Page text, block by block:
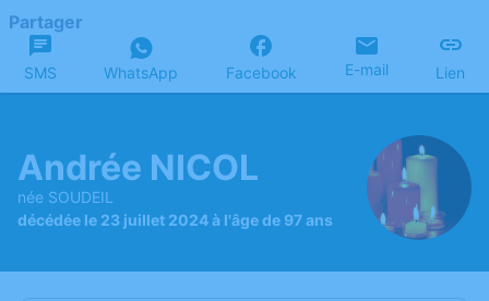
Partager
SMS WhatsApp Facebook E-mail Lien
Andrée NICOL
née SOUDEIL
décédée le 23 juillet 2024 à l'âge de 97 ans